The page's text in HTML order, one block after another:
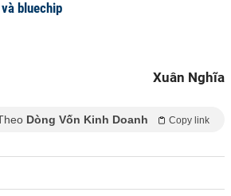
bluechip
Xuân Nghĩa
Dòng Vốn Kinh Doanh Copy link